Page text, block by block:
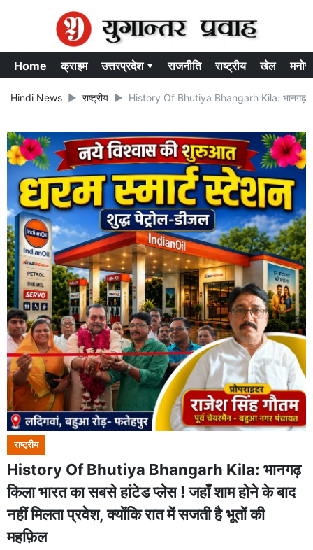
Home क्राइम उत्तरप्रदेश ▾ राजनीति राष्ट्रीय खेल
Hindi News राष्ट्रीय History Of Bhutiya Bhangarh Kila: भानगढ़
राष्ट्रीय
History Of Bhutiya Bhangarh Kila: भानगढ़
किला भारत का सबसे हांटेड प्लेस ! जहाँ शाम होने के बाद
नहीं मिलता प्रवेश, क्योंकि रात में सजती है भूतों की
महफ़िल